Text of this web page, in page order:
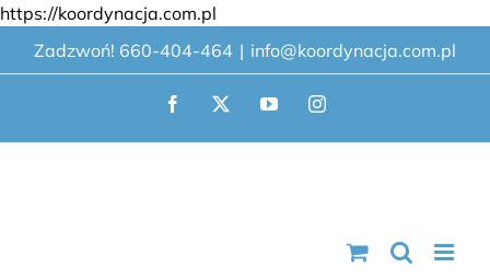
https://koordynacja.com.pl
do
zawartości
Zadzwoń! 660-404-464 | info@koordynacja.com.pl
Facebook
X YouTubeInstagram